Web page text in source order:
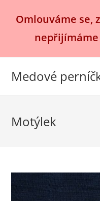
Omlouváme se,
nepřijímáme
Medové
Motýlek